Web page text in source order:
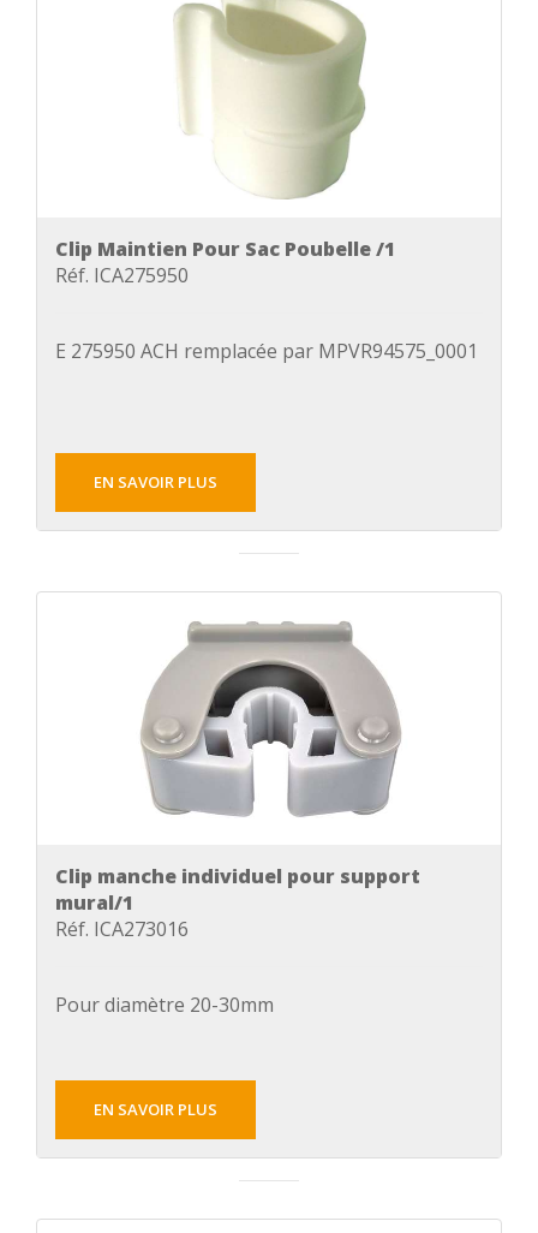
Clip Maintien Pour Sac Poubelle /1
Réf. ICA275950
E 275950 ACH remplacée par MPVR94575_0001
EN SAVOIR PLUS
Clip manche individuel pour support
mural/1
Réf. ICA273016
Pour diamètre 20-30mm
EN SAVOIR PLUS